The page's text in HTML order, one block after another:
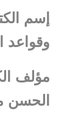
إسم
وقواعد
مؤلف
الحسن